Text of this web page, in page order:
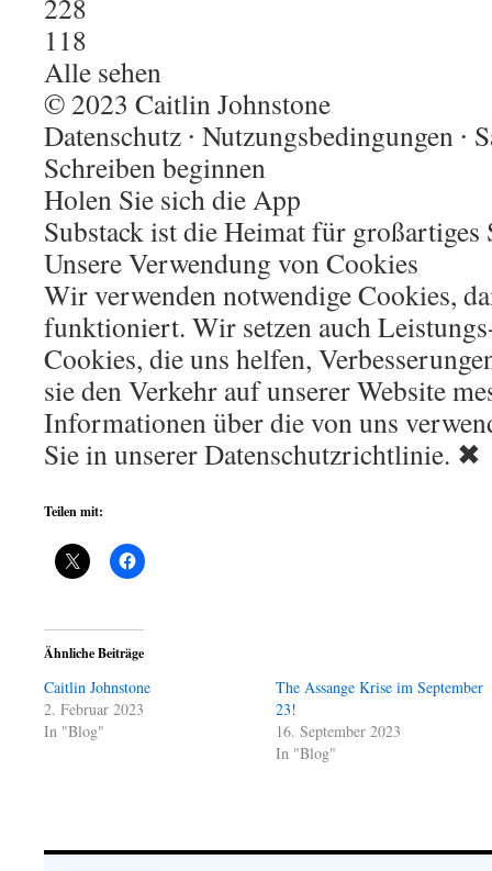
228
118
Alle sehen
© 2023 Caitlin Johnstone
Datenschutz ∙ Nutzungsbedingungen ∙
Schreiben beginnen
Holen Sie sich die App
Substack ist die Heimat für großartiges
Unsere Verwendung von Cookies
Wir verwenden notwendige Cookies,
funktioniert. Wir setzen auch
Cookies, die uns helfen,
sie den Verkehr auf unserer Website
Informationen über die von uns
Sie in unserer Datenschutzrichtlinie. ✖
Teilen mit:
Ähnliche Beiträge
Caitlin Johnstone
2. Februar 2023
In "Blog"
The Assange Krise im September
23!
16. September 2023
In "Blog"